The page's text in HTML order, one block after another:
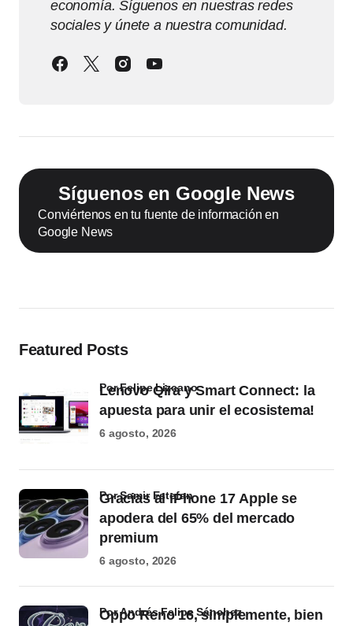
economía. Síguenos en nuestras redes
sociales y únete a nuestra comunidad.
Síguenos en Google News
Conviértenos en tu fuente de información en
Google News
Featured Posts
Lenovo Qira y Smart Connect: la
apuesta para unir el ecosistema!
por Felipe Lizcano
6 agosto, 2026
Gracias al iPhone 17 Apple se
apodera del 65% del mercado
premium
por Samir Estefan
6 agosto, 2026
Oppo Reno 16, simplemente, bien
por Andrés Felipe Sánchez